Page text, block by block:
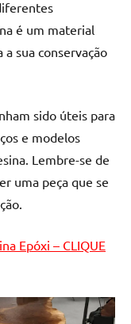
é um material
sua conservação
sido úteis para
e modelos
Lembre-se de
uma peça que se
Epóxi – CLIQUE